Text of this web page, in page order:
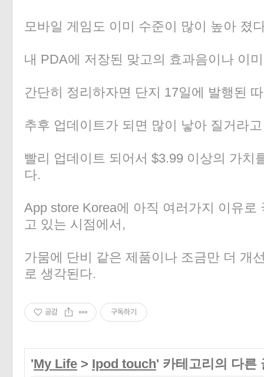
모바일 게임도 이미 수준이 많이 높아 졌
내 PDA에 저장된 맞고의 효과음이나 이
간단히 정리하자면 단지 17일에 발행된
추후 업데이트가 되면 많이 낳아 질거라
빨리 업데이트 되어서 $3.99 이상의 가치
다.
App store Korea에 아직 여러가지 이유로
고 있는 시점에서,
가뭄에 단비 같은 제품이나 조금만 더 개
로 생각된다.
공감 구독하기
'My Life > Ipod touch' 카테고리의 다른